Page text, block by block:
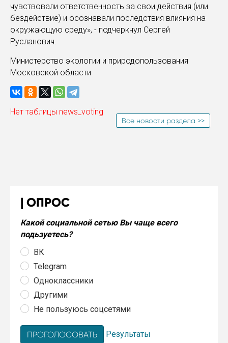
чувствовали ответственность за свои действия (или
бездействие) и осознавали последствия влияния на
окружающую среду», - подчеркнул Сергей
Русланович.
Министерство экологии и природопользования
Московской области
Нет таблицы news_voting
Все новости раздела >>
ОПРОС
Какой социальной сетью Вы чаще всего
подьзуетесь?
ВК
Telegram
Одноклассники
Другими
Не пользуюсь соцсетями
Результаты